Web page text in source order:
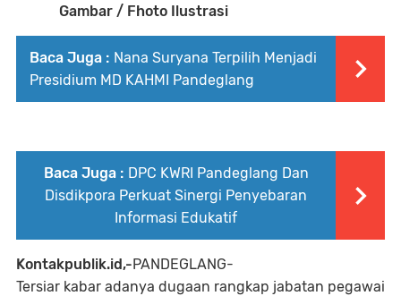
Gambar / Fhoto Ilustrasi
Baca Juga : Nana Suryana Terpilih Menjadi
Presidium MD KAHMI Pandeglang
Baca Juga : DPC KWRI Pandeglang Dan
Disdikpora Perkuat Sinergi Penyebaran
Informasi Edukatif
Kontakpublik.id,-PANDEGLANG-
Tersiar kabar adanya dugaan rangkap jabatan pegawai